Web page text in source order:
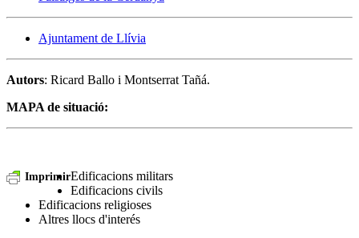
Ajuntament de Llívia
Autors: Ricard Ballo i Montserrat Tañá.
MAPA de situació:
ImprimirEdificacions militars
Edificacions civils
Edificacions religioses
Altres llocs d'interés